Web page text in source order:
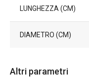
LUNGHEZZA (CM)
DIAMETRO (CM)
Altri parametri